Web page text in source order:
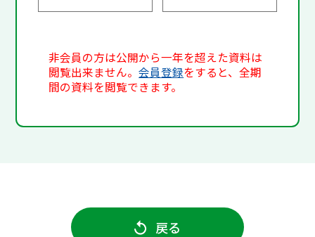
非会員の方は公開から一年を超えた資料は
閲覧出来ません。会員登録をすると、全期
間の資料を閲覧できます。
戻る